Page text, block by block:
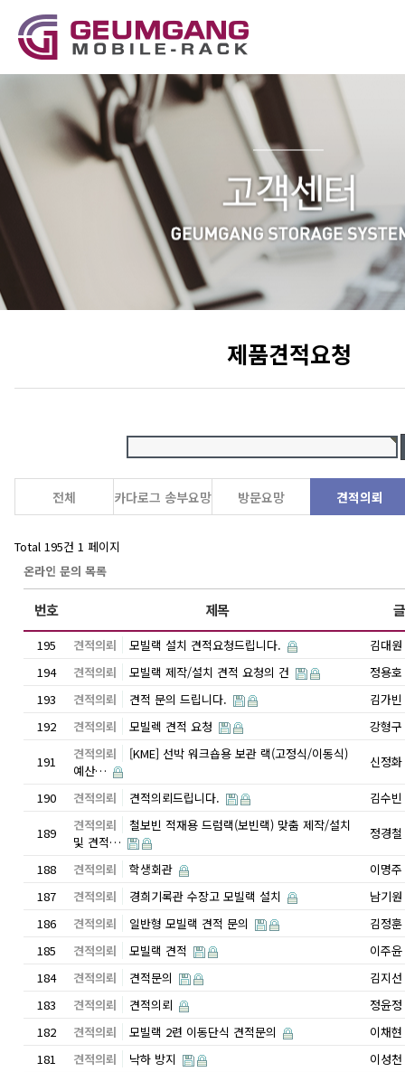
제품견적요청
전체 카다로그 송부요망 방문요망 견적의뢰
Total 195건 1 페이지
온라인 문의 목록
번호 제목
195 견적의뢰 모빌랙 설치 견적요청드립니다.
김대원
194
견적의뢰 모빌랙 제작/설치 견적 요청의 건
정용호
193
견적의뢰 견적 문의 드립니다.
김가빈
192
견적의뢰 모빌렉 견적 요청 강형구
191 견적의뢰
[KME] 선박 워크숍용 보관 랙(고정식/이동식)
예산…
신정화
190 견적의뢰 견적의뢰드립니다. 김수빈
189 견적의뢰
철보빈 적재용 드럼랙(보빈랙) 맞춤 제작/설치
및 견적…
정경철
188 견적의뢰 학생회관
이명주
187
견적의뢰 경희기록관 수장고 모빌랙 설치
남기원
186
견적의뢰 일반형 모빌랙 견적 문의
김정훈
185
견적의뢰 모빌랙 견적
이주윤
184
견적의뢰 견적문의
김지선
183
견적의뢰 견적의뢰
정윤정
182
견적의뢰 모빌랙 2련 이동단식 견적문의
이채현
181
견적의뢰 낙하 방지 이성천